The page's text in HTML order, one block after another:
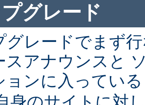
グレード
グレードでまず
スアナウンスと
ョンに入ってい